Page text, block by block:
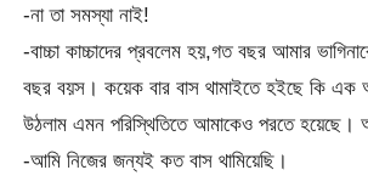
-না তা সমস্যা নাই!
-বাচ্চা কাচ্চাদের প্রবলেম হয়,গত বছর আমার
বছর বয়স। কয়েক বার বাস থামাইতে হইছে কি এক
উঠলাম এমন পরিস্থিতিতে আমাকেও পরতে হয়েছে।
-আমি নিজের জন্যই কত বাস থামিয়েছি।